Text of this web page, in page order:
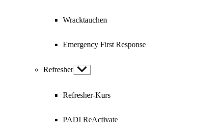
Wracktauchen
Emergency First Response
Refresher Show
sub
Refresher-Kurs
PADI ReActivate